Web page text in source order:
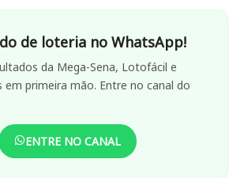
de loteria no WhatsApp!
da Mega-Sena, Lotofácil e
primeira mão. Entre no canal do
ENTRE NO CANAL